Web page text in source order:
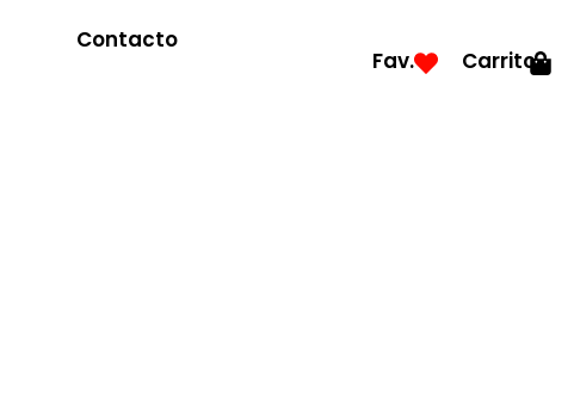
Contacto
Fav. Carrito